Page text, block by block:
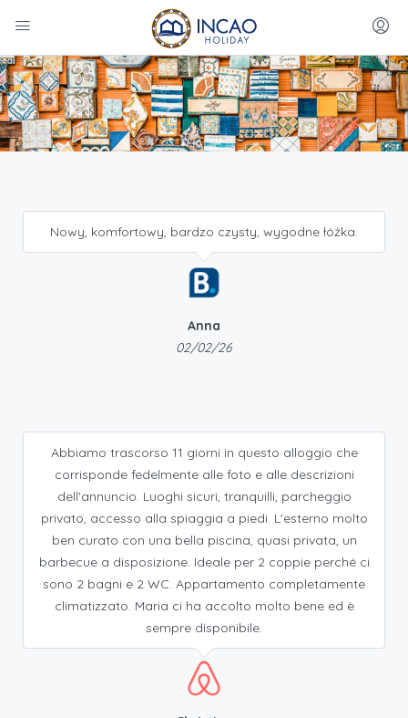
Nowy, komfortowy, bardzo czysty, wygodne łóżka.
Anna
02/02/26
Abbiamo trascorso 11 giorni in questo alloggio che
corrisponde fedelmente alle foto e alle descrizioni
dell'annuncio. Luoghi sicuri, tranquilli, parcheggio
privato, accesso alla spiaggia a piedi. L'esterno molto
ben curato con una bella piscina, quasi privata, un
barbecue a disposizione. Ideale per 2 coppie perché ci
sono 2 bagni e 2 WC. Appartamento completamente
climatizzato. Maria ci ha accolto molto bene ed è
sempre disponibile.